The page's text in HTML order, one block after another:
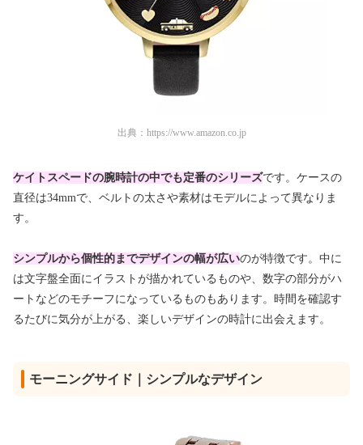
出典： https://www.amazon.co.jp
ケイトスペードの腕時計の中でも定番のシリーズです。ケースの
直径は34mmで、ベルトの太さや素材はモデルによって異なりま
す。
シンプルから個性的までデザインの幅が広いのが特徴です。中に
は文字盤全面にイラストが描かれているものや、数字の部分がハ
ートなどのモチーフになっているものもあります。時間を確認す
るたびに気分が上がる、楽しいデザインの時計に出会えます。
モーニングサイド｜シンプルなデザイン